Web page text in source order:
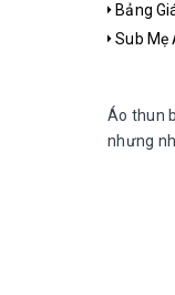
Bảng
Sub Mẹ
Áo thun
nhưng